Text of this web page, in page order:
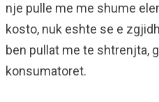
nje pulle me me shume
kosto, nuk eshte se e
ben pullat me te shtrenjta,
konsumatoret.